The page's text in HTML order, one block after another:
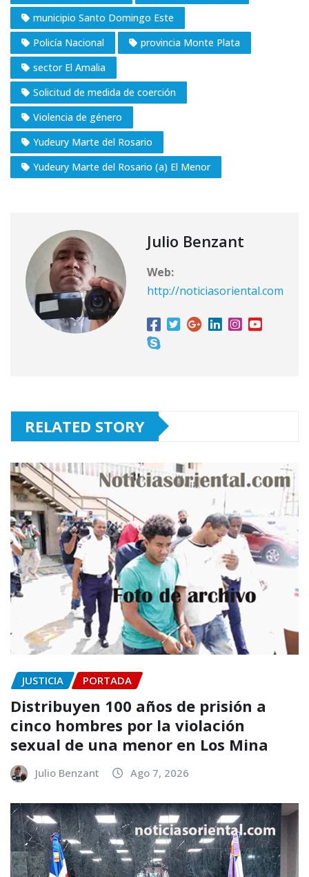
municipio Santo Domingo Este
Policía Nacional
provincia Monte Plata
sector El Amalia
Solicitud de medida de coerción
Violencia de género
Yudeury Marte del Rosario
Yudeury Marte del Rosario (a) El Menor
Julio Benzant
Web:
http://noticiasoriental.com
RELATED STORY
JUSTICIA PORTADA
Distribuyen 100 años de prisión a
cinco hombres por la violación
sexual de una menor en Los Mina
Julio Benzant Ago 7, 2026